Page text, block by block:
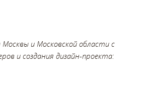
и Московской области с
и создания дизайн-проекта: